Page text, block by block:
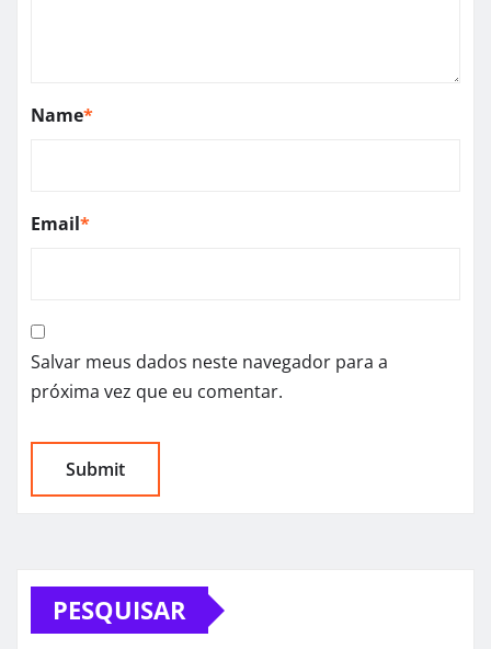
Name*
Email*
Salvar meus dados neste navegador para a
próxima vez que eu comentar.
PESQUISAR